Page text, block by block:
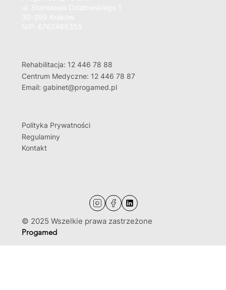
Rehabilitacja: 12 446 78 88
Centrum Medyczne: 12 446 78 87
Email: gabinet@progamed.pl
© 2025 Wszelkie prawa zastrzeżone
Progamed
Polityka Prywatności
Regulaminy
Kontakt